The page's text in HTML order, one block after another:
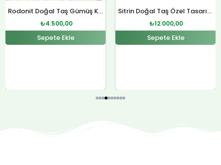
Rodonit Doğal Taş Gümüş Kolye
₺4.500,00
Sepete Ekle